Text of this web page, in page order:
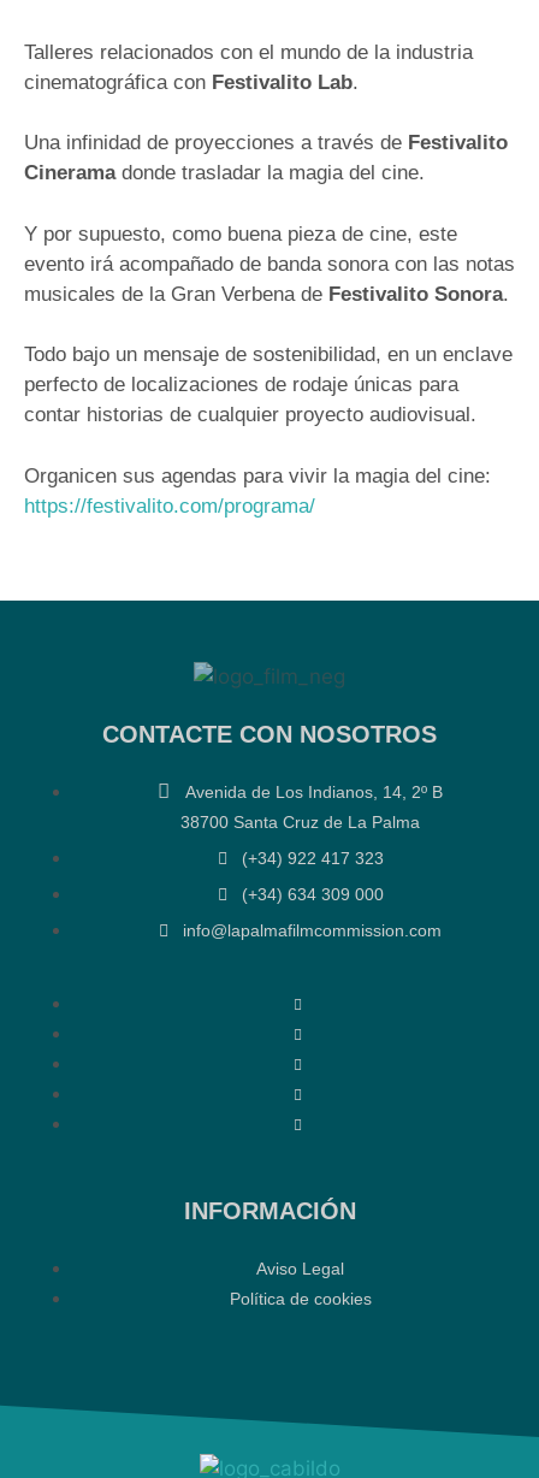
Talleres relacionados con el mundo de la industria
cinematográfica con Festivalito Lab.
Una infinidad de proyecciones a través de Festivalito
Cineramadonde trasladar la magia del cine.
Y por supuesto, como buena pieza de cine, este
evento irá acompañado de banda sonora con las notas
musicales de la Gran Verbena de Festivalito Sonora.
Todo bajo un mensaje de sostenibilidad, en un enclave
perfecto de localizaciones de rodaje únicas para
contar historias de cualquier proyecto audiovisual.
Organicen sus agendas para vivir la magia del cine:
https://festivalito.com/programa/
CONTACTE CON NOSOTROS
Avenida de Los Indianos, 14, 2º B
38700 Santa Cruz de La Palma
(+34) 922 417 323
(+34) 634 309 000
info@lapalmafilmcommission.com
INFORMACIÓN
Aviso Legal
Política de cookies